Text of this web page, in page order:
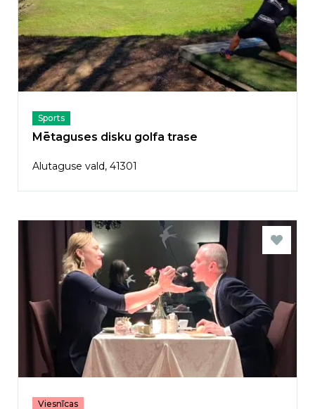
Sports
Mētaguses disku golfa trase
Alutaguse vald, 41301
Viesnīcas